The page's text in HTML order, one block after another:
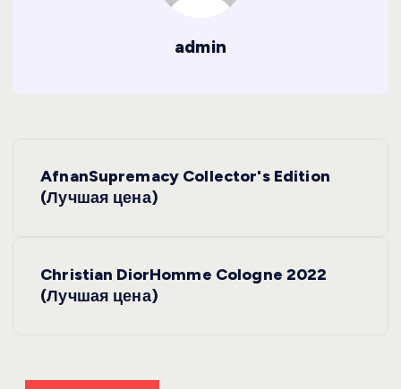
admin
а
AfnanSupremacy Collector's Edition
(Лучшая цена)
Christian DiorHomme Cologne 2022
(Лучшая цена)